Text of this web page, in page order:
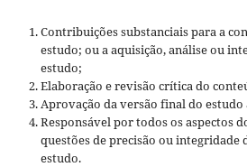
Contribuições substanciais para a
estudo; ou a aquisição, análise ou
estudo;
Elaboração e revisão crítica do
Aprovação da versão final do estudo
Responsável por todos os aspectos
questões de precisão ou integridade
estudo.